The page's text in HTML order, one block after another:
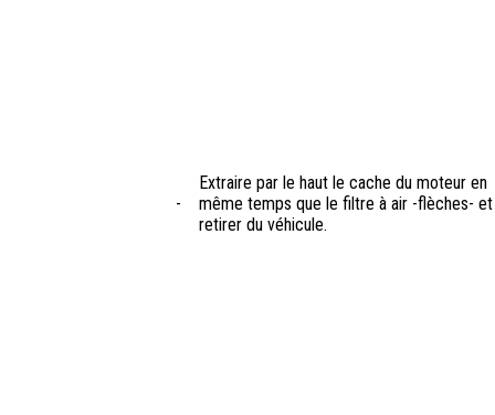
-
Extraire par le haut le cache du moteur en
même temps que le filtre à air -flèches-
retirer du véhicule.